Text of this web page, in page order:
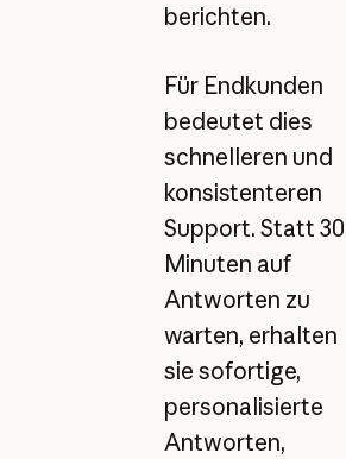
berichten.
Für Endkunden
bedeutet dies
schnelleren und
konsistenteren
Support. Statt 30
Minuten auf
Antworten zu
warten, erhalten
sie sofortige,
personalisierte
Antworten,